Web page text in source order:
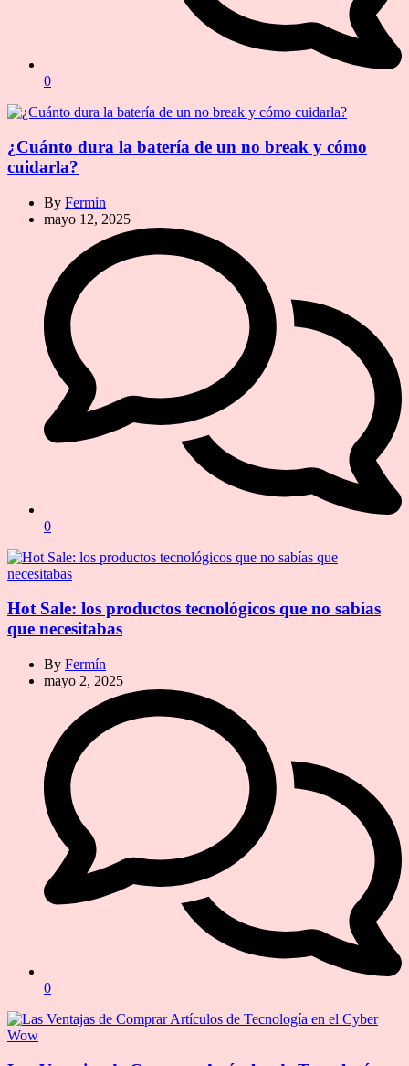
0
¿Cuánto dura la batería de un no break y cómo
cuidarla?
By Fermín
mayo 12, 2025
0
Hot Sale: los productos tecnológicos que no sabías
que necesitabas
By Fermín
mayo 2, 2025
0